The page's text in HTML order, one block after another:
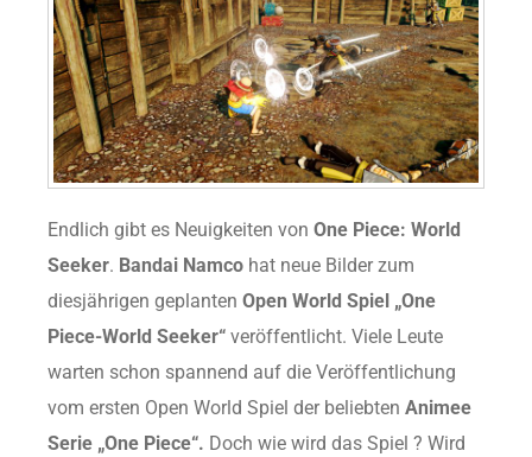
Endlich gibt es Neuigkeiten von One Piece: World
Seeker. Bandai Namco hat neue Bilder zum
diesjährigen geplanten Open World Spiel „One
Piece-World Seeker“ veröffentlicht. Viele Leute
warten schon spannend auf die Veröffentlichung
vom ersten Open World Spiel der beliebten Animee
Serie „One Piece“. Doch wie wird das Spiel ? Wird